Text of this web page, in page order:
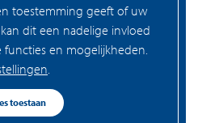
Zaandam
toestemming geeft of uw
dit een nadelige invloed
en mogelijkheden.
toestaan